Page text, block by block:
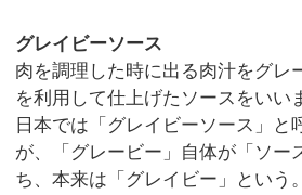
グレイビーソース
肉を調理した時に出る肉汁をグレ
を利用して仕上げたソースをいい
日本では「グレイビーソース」と
が、「グレービー」自体が「ソー
ち、本来は「グレイビー」という。